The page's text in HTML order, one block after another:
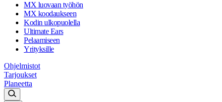
MX luovaan työhön
MX koodaukseen
Kodin ulkopuolella
Ultimate Ears
Pelaamiseen
Yrityksille
Ohjelmistot
Tarjoukset
Planeetta